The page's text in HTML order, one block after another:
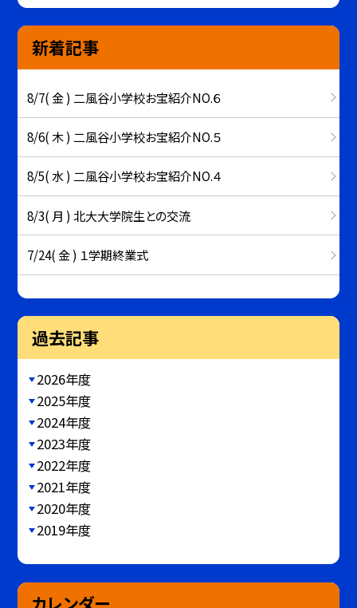
新着記事
8/7( 金 ) 二風谷小学校お宝紹介NO.６
8/6( 木 ) 二風谷小学校お宝紹介NO.５
8/5( 水 ) 二風谷小学校お宝紹介NO.４
8/3( 月 ) 北大大学院生との交流
7/24( 金 ) １学期終業式
過去記事
2026年度
2025年度
2024年度
2023年度
2022年度
2021年度
2020年度
2019年度